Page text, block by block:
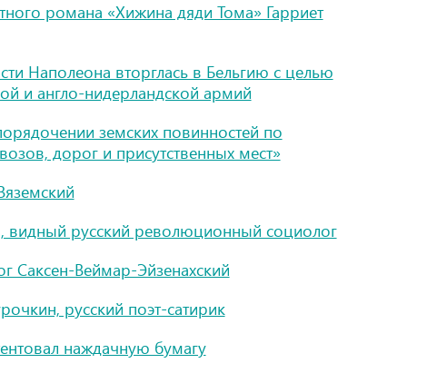
романа «Хижина дяди Тома» Гарриет
Наполеона вторглась в Бельгию с целью
и англо-нидерландской армий
земских повинностей по
дорог и присутственных мест»
видный русский революционный социолог
Саксен-Веймар-Эйзенахский
русский поэт-сатирик
наждачную бумагу